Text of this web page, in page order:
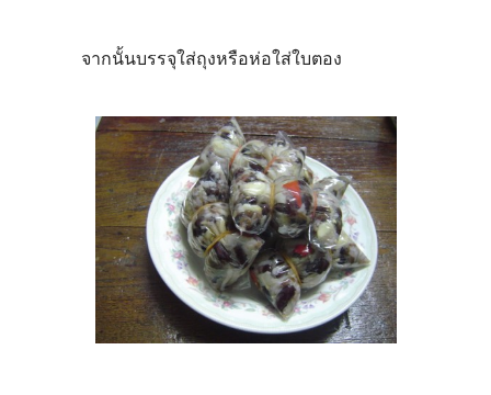
จากนั้นบรรจุใส่ถุงหรือห่อใส่ใบตอง